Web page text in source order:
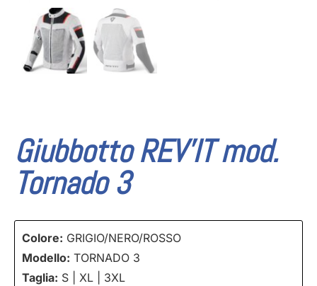
Giubbotto REV’IT mod.
Tornado 3
Colore: GRIGIO/NERO/ROSSO
Modello: TORNADO 3
Taglia: S | XL | 3XL